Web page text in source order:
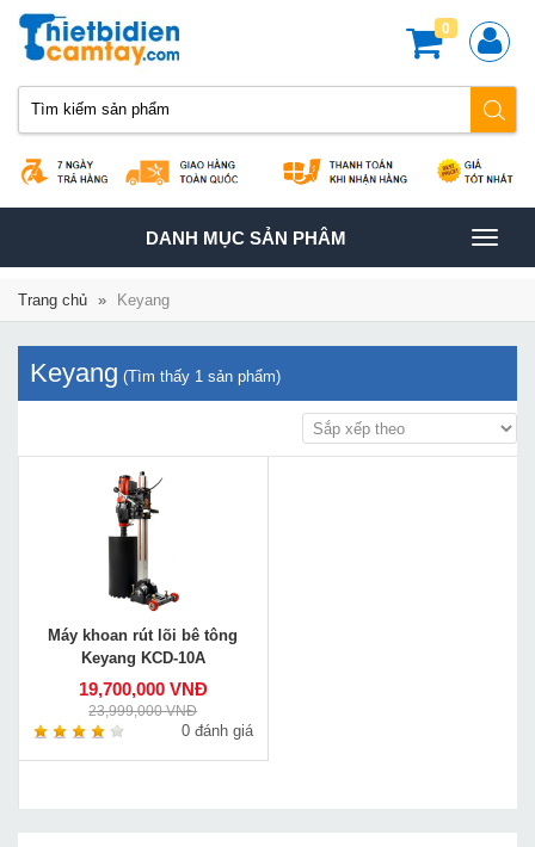
0
TOGGLE
NAVIGATION
DANH MỤC SẢN PHÂM
Trang chủ » Keyang
Keyang (Tìm thấy 1 sản phẩm)
Máy khoan rút lõi bê tông
Keyang KCD-10A
19,700,000 VNĐ
23,999,000 VNĐ
0 đánh giá